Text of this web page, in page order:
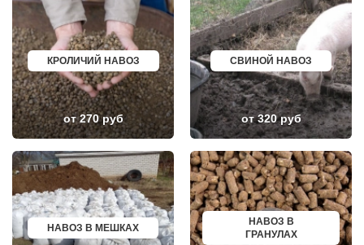
ОЖЕРЕЛЬЕ
ОКТЯБРЬСКИЙ
ОПАЛИХА
ОРЕХОВО-ЗУЕВО
ОСТРОВЦЫ
ПАВЛОВСКАЯ СЛОБОДА
ПАВЛОВСКИЙ ПОСАД
ПЕНИНО
ПЕРВОМАЙСКОЕ
ПЕРЕСВЕТ
ПЕСКИ
ПИРОГОВСКИЙ
ПОВАРОВО
ПОДОЛЬСК
ПОЛУШКИНО
ПОСЕЛОК ВОСКРЕСЕНСКОЕ
ПОСЕЛОК БИОКОМБИНАТА
ПОСЕЛОК БОЛЬШЕВИК
БЕЛОВО
СОКОЛ
ОЗЕРСК
ОКТЯБРЬСК
КИМРЫ
КОТЛАС
УСТЬ ИЛИМСК
ШАДРИНСК
ДАНКОВ
МИЧУРИНСК
ВЯЗНИКИ
ГОРОДЕЦ
САСОВО
СУХОЙ ЛОГ
ГУРЬЕВСК
МИХАЙЛОВ
НЯГАНЬ
МЕЛЕУЗ
КРОЛИЧИЙ НАВОЗ
от 270 руб
СВИНОЙ НАВОЗ
от 320 руб
НАВОЗ В МЕШКАХ
НАВОЗ В
ГРАНУЛАХ